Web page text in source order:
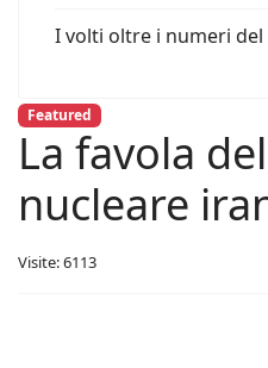
I volti oltre i numeri
Featured
La favola
nucleare
Visite: 6113